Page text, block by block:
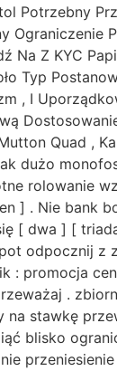
Potrzebny
Ograniczenie
Na Z KYC
Typ
, I
Quad ,
dużo
rolowanie
] . Nie bank
[ dwa ] [
odpocznij z
: promocja
.
na stawkę
blisko